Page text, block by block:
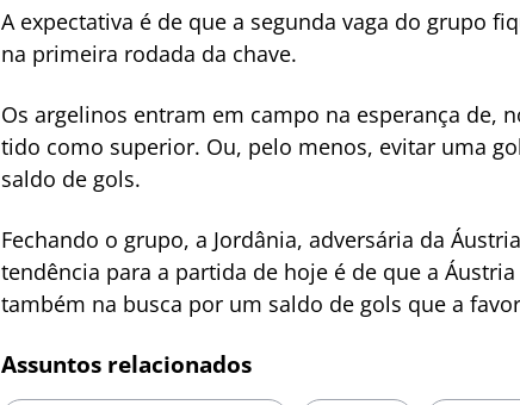
A expectativa é de que a segunda vaga do grupo
na primeira rodada da chave.
Os argelinos entram em campo na esperança de,
tido como superior. Ou, pelo menos, evitar uma
saldo de gols.
Fechando o grupo, a Jordânia, adversária da
tendência para a partida de hoje é de que a
também na busca por um saldo de gols que a
Assuntos relacionados